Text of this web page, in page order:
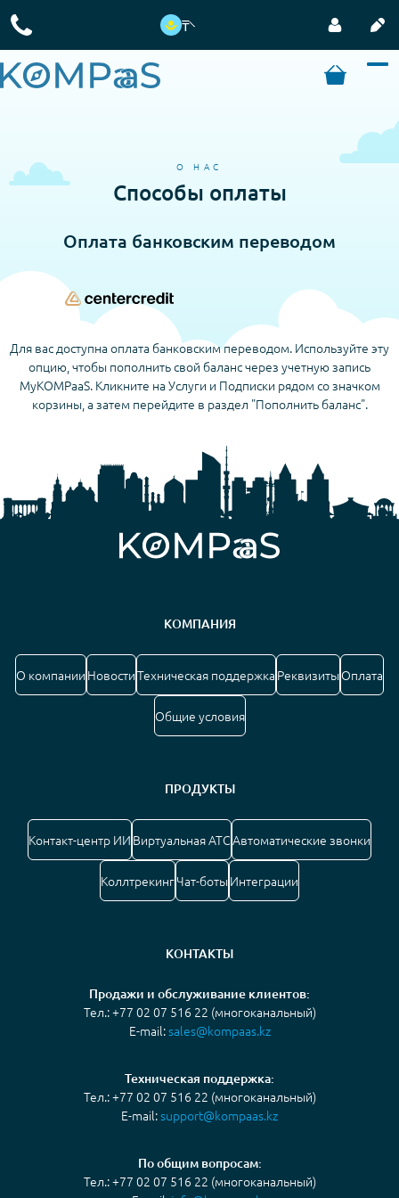
₸
О НАС
Способы оплаты
Оплата банковским переводом
Для вас доступна оплата банковским переводом. Используйте эту
опцию, чтобы пополнить свой баланс через учетную запись
MyKOMPaaS. Кликните на Услуги и Подписки рядом со значком
корзины, а затем перейдите в раздел "Пополнить баланс".
КОМПАНИЯ
О компании НовостиТехническая поддержка Реквизиты Оплата
Общие условия
ПРОДУКТЫ
Контакт-центр ИИ Виртуальная АТСАвтоматические звонки
КоллтрекингЧат-боты Интеграции
КОНТАКТЫ
Продажи и обслуживание клиентов:
Тел.: +77 02 07 516 22 (многоканальный)
E-mail:sales@kompaas.kz
Техническая поддержка:
Тел.: +77 02 07 516 22 (многоканальный)
E-mail:support@kompaas.kz
По общим вопросам:
Тел.: +77 02 07 516 22 (многоканальный)